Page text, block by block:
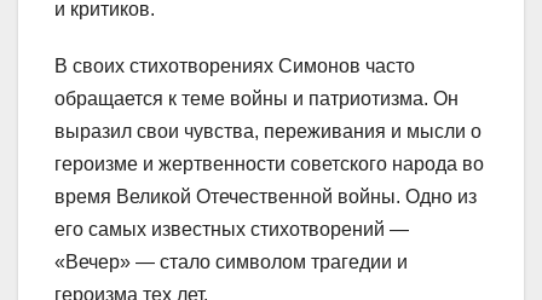
и критиков.
В своих стихотворениях Симонов часто
обращается к теме войны и патриотизма. Он
выразил свои чувства, переживания и мысли о
героизме и жертвенности советского народа во
время Великой Отечественной войны. Одно из
его самых известных стихотворений —
«Вечер» — стало символом трагедии и
героизма тех лет.